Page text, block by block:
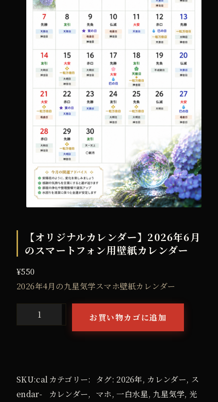
【オリジナルカレンダー】2026年6月
のスマートフォン用壁紙カレンダー
¥550
2026年4月の九星気学スマホ壁紙カレンダー
ナ
ル
お買い物カゴに追加
SKU:cal
endar-
カテゴリー:
カレンダー
タグ: 2026年, カレンダー, ス
マホ, 一白水星, 九星気学, 光